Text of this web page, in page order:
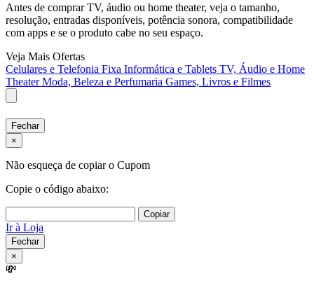
Antes de comprar TV, áudio ou home theater, veja o tamanho,
resolução, entradas disponíveis, potência sonora, compatibilidade
com apps e se o produto cabe no seu espaço.
Veja Mais Ofertas
Celulares e Telefonia Fixa Informática e Tablets TV, Áudio e Home
TheaterModa, Beleza e Perfumaria Games, Livros e Filmes
Fechar
×
Não esqueça de copiar o Cupom
Copie o código abaixo:
Copiar
Ir à Loja
Fechar
×
💸